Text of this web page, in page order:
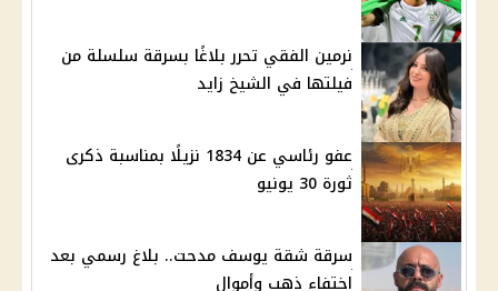
نرمين الفقي تحرر بلاغًا بسرقة سلسلة من
فيلتها في الشيخ زايد
عفو رئاسي عن 1834 نزيلًا بمناسبة ذكرى
ثورة 30 يونيو
سرقة شقة يوسف مدحت.. بلاغ رسمي بعد
اختفاء ذهب وأموال